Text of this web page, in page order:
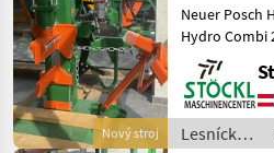
Nový stroj
Neuer Posch
Hydro Combi
mit
Antrieb 400 v, Max.
Scheitellänge
Fixomatik
Lesnícke a